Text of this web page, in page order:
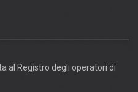
al Registro degli operatori di